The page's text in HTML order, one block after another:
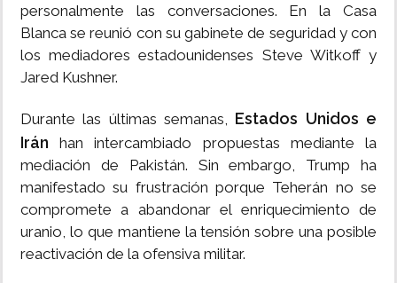
personalmente las conversaciones. En la Casa
Blanca se reunió con su gabinete de seguridad y con
los mediadores estadounidenses Steve Witkoff y
Jared Kushner.
Durante las últimas semanas, Estados Unidos e
Irán han intercambiado propuestas mediante la
mediación de Pakistán. Sin embargo, Trump ha
manifestado su frustración porque Teherán no se
compromete a abandonar el enriquecimiento de
uranio, lo que mantiene la tensión sobre una posible
reactivación de la ofensiva militar.